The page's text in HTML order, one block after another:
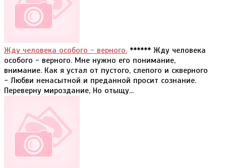
Жду человека особого - верного. ****** Жду человека
особого - верного. Мне нужно его понимание,
внимание. Как я устал от пустого, слепого и скверного
- Любви ненасытной и преданной просит сознание.
Переверну мироздание, Но отыщу...